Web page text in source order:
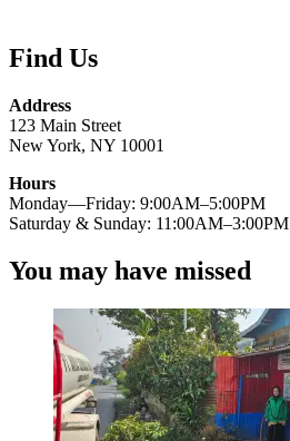
Find Us
Address
123 Main Street
New York, NY 10001
Hours
Monday—Friday: 9:00AM–5:00PM
Saturday & Sunday: 11:00AM–3:00PM
You may have missed